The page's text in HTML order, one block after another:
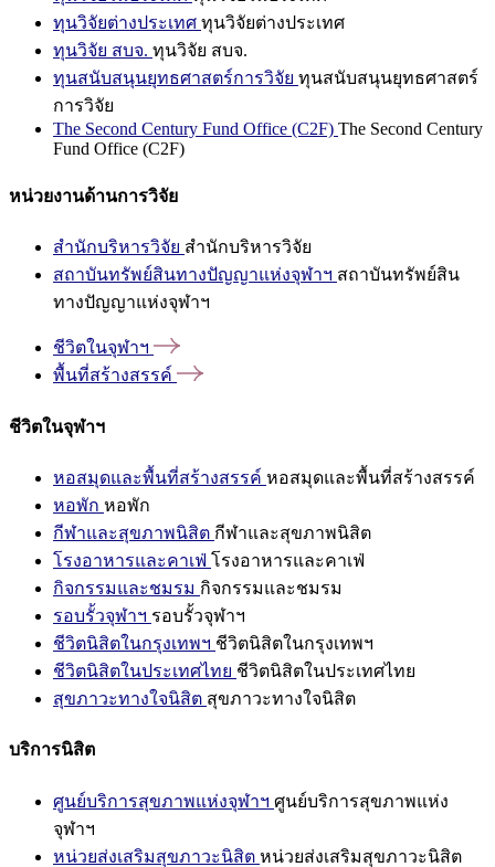
ทุนวิจัยต่างประเทศ ทุนวิจัยต่างประเทศ
ทุนวิจัย สบจ. ทุนวิจัย สบจ.
ทุนสนับสนุนยุทธศาสตร์การวิจัย ทุนสนับสนุนยุทธศาสตร์
การวิจัย
The Second Century Fund Office (C2F) The Second Century
Fund Office (C2F)
หน่วยงานด้านการวิจัย
สำนักบริหารวิจัย สำนักบริหารวิจัย
สถาบันทรัพย์สินทางปัญญาแห่งจุฬาฯ สถาบันทรัพย์สิน
ทางปัญญาแห่งจุฬาฯ
ชีวิตในจุฬาฯ
พื้นที่สร้างสรรค์
ชีวิตในจุฬาฯ
หอสมุดและพื้นที่สร้างสรรค์ หอสมุดและพื้นที่สร้างสรรค์
หอพัก หอพัก
กีฬาและสุขภาพนิสิต กีฬาและสุขภาพนิสิต
โรงอาหารและคาเฟ่ โรงอาหารและคาเฟ่
กิจกรรมและชมรม กิจกรรมและชมรม
รอบรั้วจุฬาฯ รอบรั้วจุฬาฯ
ชีวิตนิสิตในกรุงเทพฯ ชีวิตนิสิตในกรุงเทพฯ
ชีวิตนิสิตในประเทศไทย ชีวิตนิสิตในประเทศไทย
สุขภาวะทางใจนิสิต สุขภาวะทางใจนิสิต
บริการนิสิต
ศูนย์บริการสุขภาพแห่งจุฬาฯ ศูนย์บริการสุขภาพแห่ง
จุฬาฯ
หน่วยส่งเสริมสุขภาวะนิสิต หน่วยส่งเสริมสุขภาวะนิสิต